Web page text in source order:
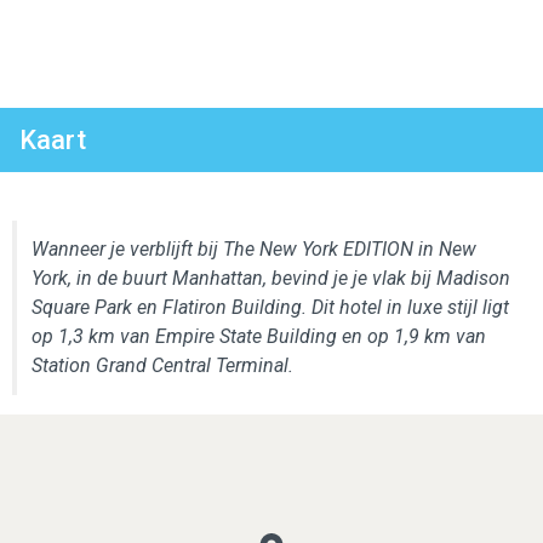
Kaart
Wanneer je verblijft bij The New York EDITION in New
York, in de buurt Manhattan, bevind je je vlak bij Madison
Square Park en Flatiron Building. Dit hotel in luxe stijl ligt
op 1,3 km van Empire State Building en op 1,9 km van
Station Grand Central Terminal.